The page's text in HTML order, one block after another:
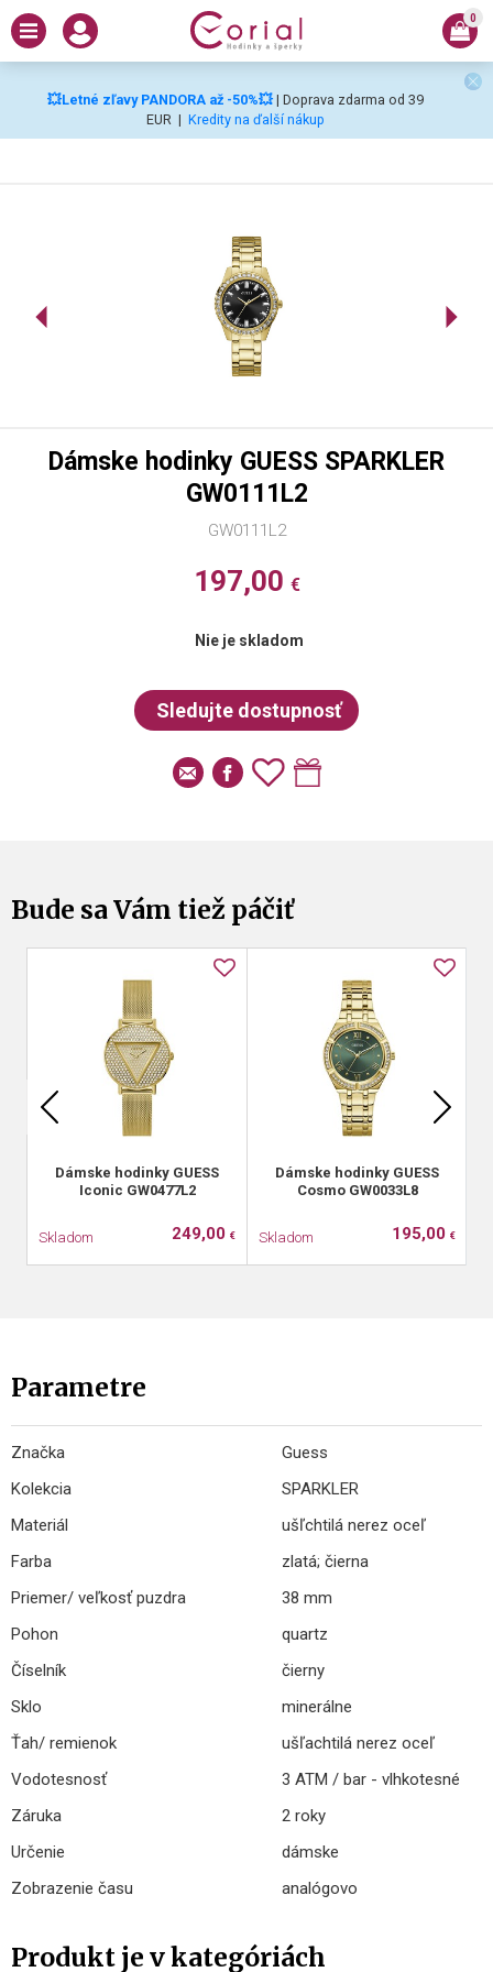
💥Letné zľavy PANDORA až -50%💥 | Doprava zdarma od 39
EUR | Kredity na ďalší nákup
0
GW0111L2
Dámske hodinky GUESS SPARKLER
GW0111L2
197,00 €
Nie je skladom
Bude sa Vám tiež páčiť
Dámske hodinky GUESS
Iconic GW0477L2
Skladom 249,00 €
Dámske hodinky GUESS
Cosmo GW0033L8
Skladom 195,00 €
Parametre
Značka
Guess
Kolekcia
SPARKLER
Materiál
ušľchtilá nerez oceľ
Farba
zlatá; čierna
Priemer/ veľkosť puzdra
38 mm
Pohon
quartz
Číselník
čierny
Sklo
minerálne
Ťah/ remienok
ušľachtilá nerez oceľ
Vodotesnosť
3 ATM / bar - vlhkotesné
Záruka
2 roky
Určenie
dámske
Zobrazenie času
analógovo
Produkt je v kategóriách